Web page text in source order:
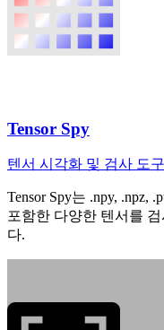
Tensor Spy
텐서 시각화 및 검사 도구
Tensor Spy는 .npy, .npz,
포함한 다양한 텐서를
다.